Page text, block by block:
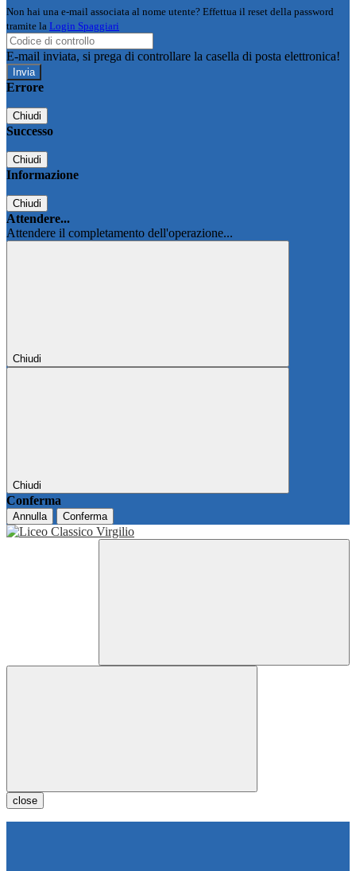
Non hai una e-mail associata al nome utente? Effettua il reset della password
tramite la Login Spaggiari
E-mail inviata, si prega di controllare la casella di posta elettronica!
Errore
Chiudi
Successo
Chiudi
Informazione
Chiudi
Attendere...
Attendere il completamento dell'operazione...
Chiudi
Chiudi
Conferma
Annulla Conferma
close